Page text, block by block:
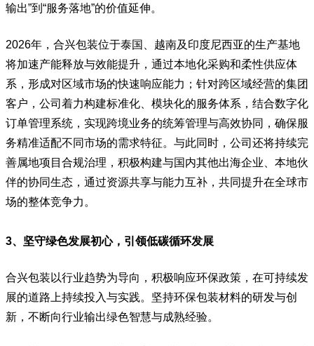
输出”到“服务落地”的价值延伸。
2026年，合兴包装位于泰国、越南及印度尼西亚的生产基地
将加速产能释放与效能提升，通过本地化采购和柔性供应体
系，形成对区域市场的快速响应能力；针对跨区域经营的集团
客户，公司着力构建标准化、模块化的服务体系，结合数字化
订单管理系统，实现跨境业务的统筹管理与高效协同，确保服
务精准适配不同市场的需求特征。与此同时，公司还将持续完
善属地项目合规治理，积极构建与国内其他出海企业、本地伙
伴的协同生态，通过资源共享与能力互补，共同提升在全球市
场的整体竞争力。
3、坚守绿色发展初心，引领低碳循环发展
合兴包装以行业趋势为导向，积极响应环保政策，在可持续发
展的道路上持续投入与实践。坚持环保包装材料的研发与创
新，不断向行业输出绿色智慧与成熟经验。